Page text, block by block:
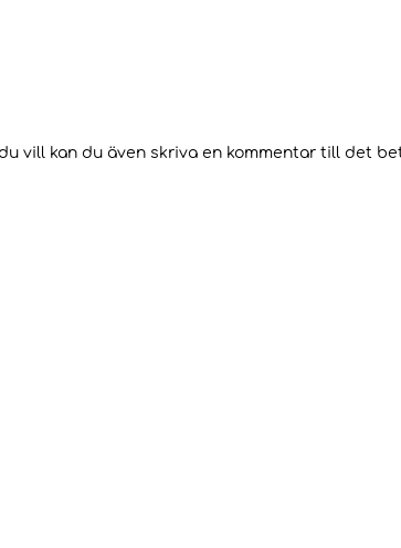
vill kan du även skriva en kommentar till det